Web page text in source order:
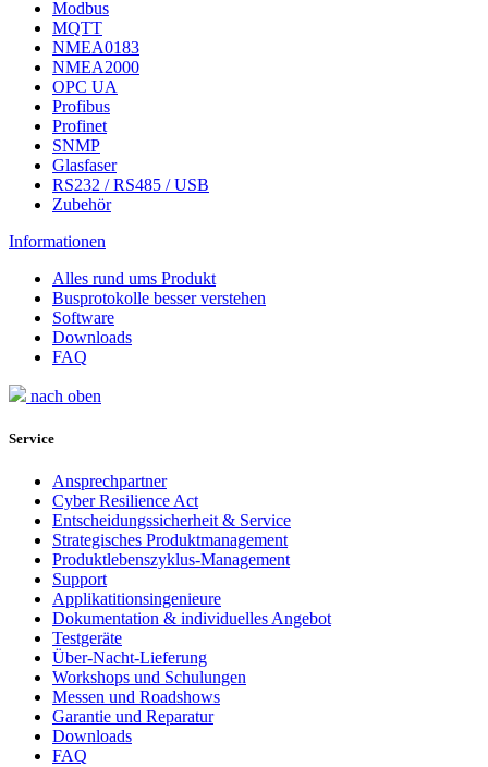
Modbus
MQTT
NMEA0183
NMEA2000
OPC UA
Profibus
Profinet
SNMP
Glasfaser
RS232 / RS485 / USB
Zubehör
Informationen
Alles rund ums Produkt
Busprotokolle besser verstehen
Software
Downloads
FAQ
nach oben
Service
Ansprechpartner
Cyber Resilience Act
Entscheidungssicherheit & Service
Strategisches Produktmanagement
Produktlebenszyklus-Management
Support
Applikatitionsingenieure
Dokumentation & individuelles Angebot
Testgeräte
Über-Nacht-Lieferung
Workshops und Schulungen
Messen und Roadshows
Garantie und Reparatur
Downloads
FAQ